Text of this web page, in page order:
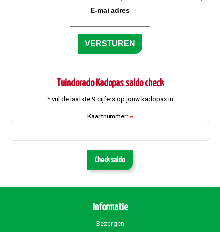
E-mailadres
Tuindorado Kadopas saldo check
* vul de laatste 9 cijfers op jouw kadopas in
Kaartnummer: *
Check saldo
Informatie
Bezorgen